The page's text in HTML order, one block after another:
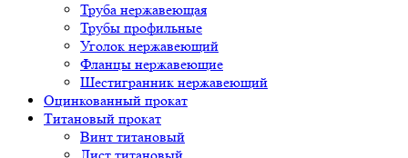
Труба нержавеющая
Трубы профильные
Уголок нержавеющий
Фланцы нержавеющие
Шестигранник нержавеющий
Оцинкованный прокат
Титановый прокат
Винт титановый
Лист титановый